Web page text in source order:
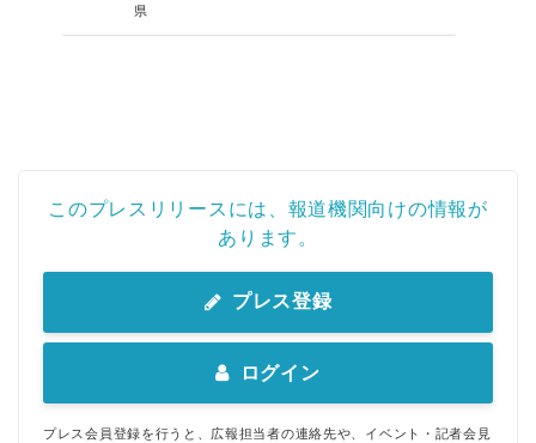
県
このプレスリリースには、報道機関向けの情報が
あります。
プレス登録
ログイン
プレス会員登録を行うと、広報担当者の連絡先や、イベント・記者会見